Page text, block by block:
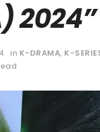
2024”
in K-DRAMA, K-